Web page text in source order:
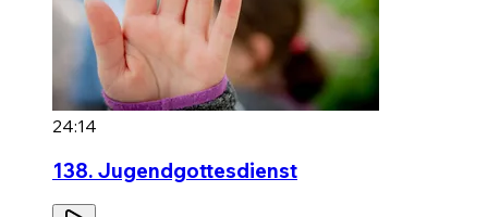
24:14
138. Jugendgottesdienst